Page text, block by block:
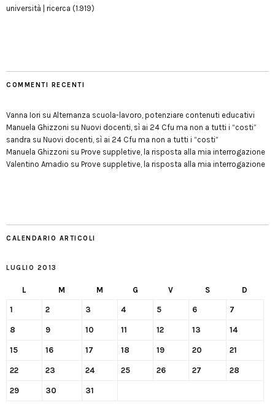
università | ricerca (1.919)
COMMENTI RECENTI
Vanna Iori su Alternanza scuola-lavoro, potenziare contenuti educativi
Manuela Ghizzoni su Nuovi docenti, sì ai 24 Cfu ma non a tutti i “costi”
sandra su Nuovi docenti, sì ai 24 Cfu ma non a tutti i “costi”
Manuela Ghizzoni su Prove suppletive, la risposta alla mia interrogazione
Valentino Amadio su Prove suppletive, la risposta alla mia interrogazione
CALENDARIO ARTICOLI
LUGLIO 2013
L M M G V S D
1 2 3 4 5 6 7
8 9 10 11 12 13 14
15 16 17 18 19 20 21
22 23 24 25 26 27 28
29 30 31